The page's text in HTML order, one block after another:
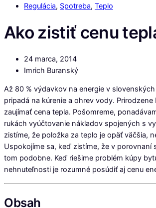
Regulácia, Spotreba, Teplo
Ako zistiť cenu
24 marca, 2014
Imrich Buranský
Až 80 % výdavkov na energie v
pripadá na kúrenie a ohrev vody. Prirodzene
zaujímať cena tepla. Pošomreme,
rukách vyúčtovanie nákladov spojených s
zistíme, že položka za teplo je opäť väčšia,
Uspokojíme sa, keď zistíme, že v porovnaní
tom podobne. Keď riešime problém kúpy
nehnuteľnosti je rozumné posúdiť aj cenu
Obsah